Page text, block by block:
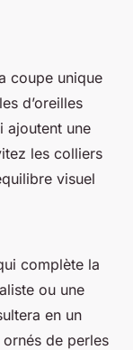
coupe unique
d’oreilles
ajoutent une
les colliers
visuel
complète la
ou une
en un
de perles